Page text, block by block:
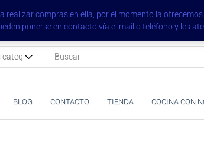
BLOG CONTACTO TIENDA COCINA CON
compras en ella, por el momento la
ponerse en contacto vía e-mail o teléfono y les